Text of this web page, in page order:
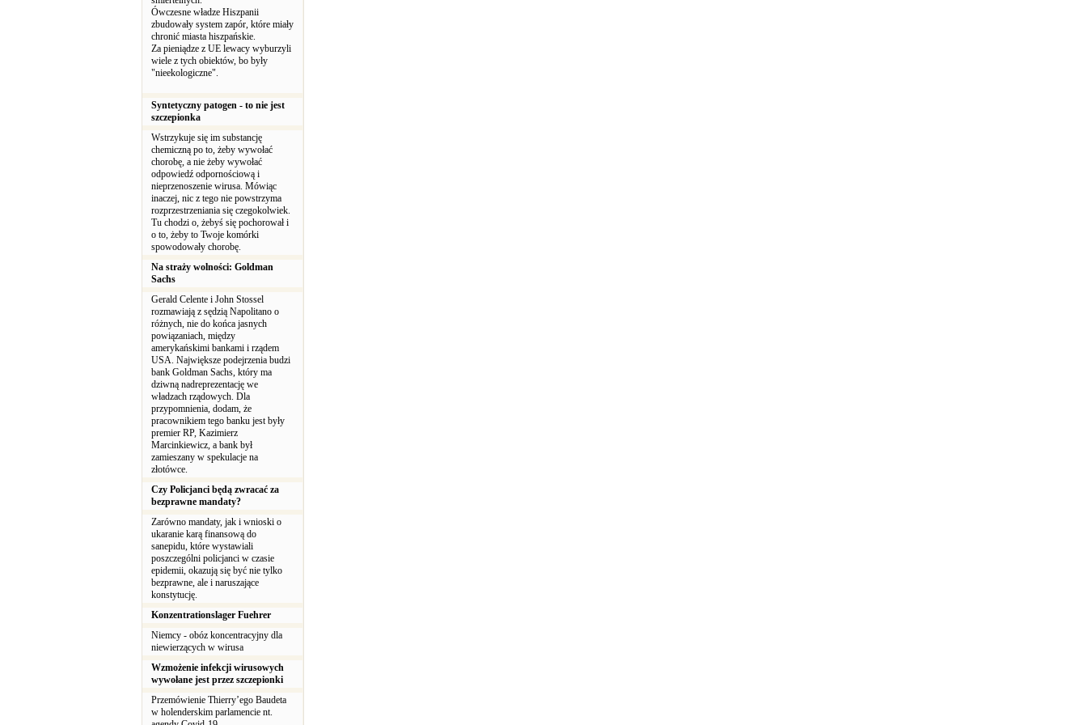
Ówczesne władze Hiszpanii
zbudowały system zapór, które miały
chronić miasta hiszpańskie.
Za pieniądze z UE lewacy wyburzyli
wiele z tych obiektów, bo były
"nieekologiczne".
Syntetyczny patogen - to nie jest
szczepionka
Wstrzykuje się im substancję
chemiczną po to, żeby wywołać
chorobę, a nie żeby wywołać
odpowiedź odpornościową i
nieprzenoszenie wirusa. Mówiąc
inaczej, nic z tego nie powstrzyma
rozprzestrzeniania się czegokolwiek.
Tu chodzi o, żebyś się pochorował i
o to, żeby to Twoje komórki
spowodowały chorobę.
Na straży wolności: Goldman
Sachs
Gerald Celente i John Stossel
rozmawiają z sędzią Napolitano o
różnych, nie do końca jasnych
powiązaniach, między
amerykańskimi bankami i rządem
USA. Największe podejrzenia budzi
bank Goldman Sachs, który ma
dziwną nadreprezentację we
władzach rządowych. Dla
przypomnienia, dodam, że
pracownikiem tego banku jest były
premier RP, Kazimierz
Marcinkiewicz, a bank był
zamieszany w spekulacje na
złotówce.
Czy Policjanci będą zwracać za
bezprawne mandaty?
Zarówno mandaty, jak i wnioski o
ukaranie karą finansową do
sanepidu, które wystawiali
poszczególni policjanci w czasie
epidemii, okazują się być nie tylko
bezprawne, ale i naruszające
konstytucję.
Konzentrationslager Fuehrer
Niemcy - obóz koncentracyjny dla
niewierzących w wirusa
Wzmożenie infekcji wirusowych
wywołane jest przez szczepionki
Przemówienie Thierry’ego Baudeta
w holenderskim parlamencie nt.